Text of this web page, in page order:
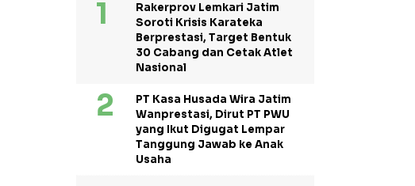
Rakerprov Lemkari Jatim
Soroti Krisis Karateka
Berprestasi, Target Bentuk
30 Cabang dan Cetak Atlet
Nasional
PT Kasa Husada Wira Jatim
Wanprestasi, Dirut PT PWU
yang Ikut Digugat Lempar
Tanggung Jawab ke Anak
Usaha